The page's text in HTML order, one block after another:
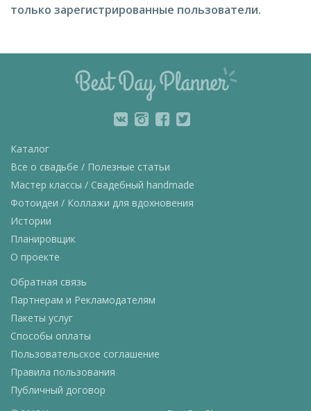
только зарегистрированные пользователи.
Каталог
Все о свадьбе / Полезные статьи
Мастер классы / Свадебный handmade
Фотоидеи / Коллажи для вдохновения
Истории
Планировщик
О проекте
Обратная связь
Партнерам и Рекламодателям
Пакеты услуг
Способы оплаты
Пользовательское соглашение
Правила пользования
Публичный договор